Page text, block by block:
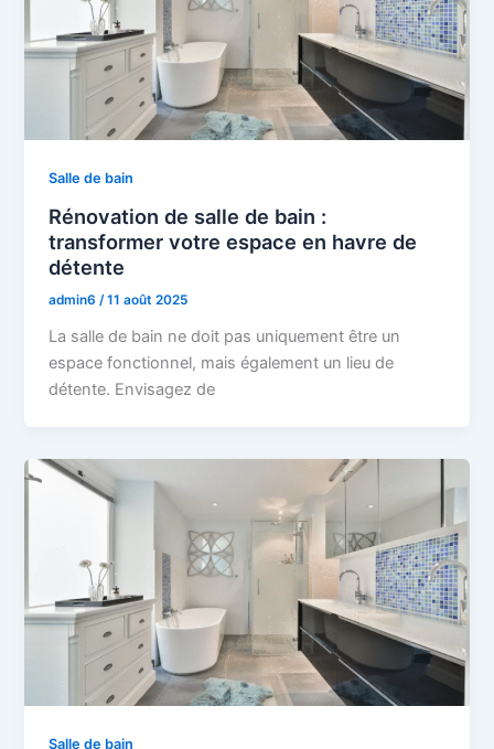
Salle de bain
Rénovation de salle de bain :
transformer votre espace en havre de
détente
admin6/11 août 2025
La salle de bain ne doit pas uniquement être un
espace fonctionnel, mais également un lieu de
détente. Envisagez de
Salle de bain